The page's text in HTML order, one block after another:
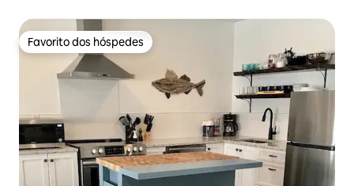
Favorito dos hóspedes
Favorito dos hóspedes